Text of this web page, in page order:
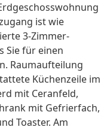
ist wie
3-Zimmer-
Sie für einen
Raumaufteilung
Küchenzeile im
mit Ceranfeld,
mit Gefrierfach,
Toaster. Am